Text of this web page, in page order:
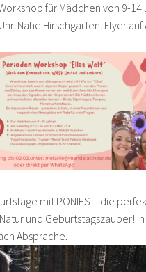
für Mädchen von 9-14
Nahe Hirschgarten. Flyer auf
mit PONIES – die
und Geburtstagszauber!
Absprache.